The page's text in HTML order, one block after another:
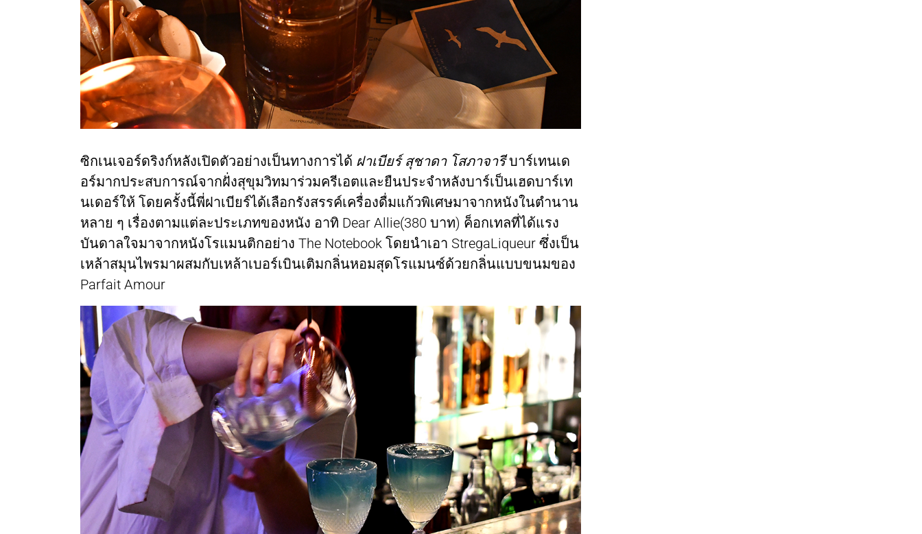
ซิกเนเจอร์ดริงก์หลังเปิดตัวอย่างเป็นทางการได้ ฝาเบียร์ สุชาดา โสภาจารีบาร์เทนเด
อร์มากประสบการณ์จากฝั่งสุขุมวิทมาร่วมครีเอตและยืนประจำหลังบาร์เป็นเฮดบาร์เท
นเดอร์ให้ โดยครั้งนี้พี่ฝาเบียร์ได้เลือกรังสรรค์เครื่องดื่มแก้วพิเศษมาจากหนังในตำนาน
หลาย ๆ เรื่องตามแต่ละประเภทของหนัง อาทิ Dear Allie(380 บาท) ค็อกเทลที่ได้แรง
บันดาลใจมาจากหนังโรแมนติกอย่าง The Notebook โดยนำเอา StregaLiqueur ซึ่งเป็น
เหล้าสมุนไพรมาผสมกับเหล้าเบอร์เบินเติมกลิ่นหอมสุดโรแมนซ์ด้วยกลิ่นแบบขนมของ
Parfait Amour